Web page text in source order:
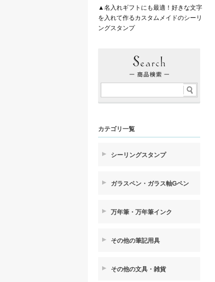
▲名入れギフトにも最適！好きな文字
を入れて作るカスタムメイドのシーリ
ングスタンプ
カテゴリ一覧
シーリングスタンプ
ガラスペン・ガラス軸Gペン
万年筆・万年筆インク
その他の筆記用具
その他の文具・雑貨